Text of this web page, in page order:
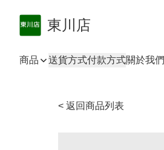
東川店
商品 送貨方式付款方式關於我們
< 返回商品列表